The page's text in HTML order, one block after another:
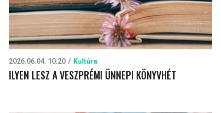
2026.06.04. 10:20 Kultúra
ILYEN LESZ A VESZPRÉMI ÜNNEPI KÖNYVHÉT